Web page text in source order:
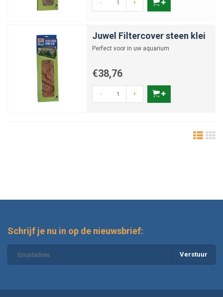
Vervang de bekleding als je merkt dat:
Het materiaal slap of versleten aanvoelt
Er zichtbare schade of gaten in zitten
Je meer vuil in je filter aantreft dan normaal
vind je altijd passende vervangingen, inclusief originele
bekleding voor merken als Eheim, Juwel of SuperFish.
Kies je bekleding met zorg – junai.nl helpt je kiezen
- +
Juwel Filtercover steen klei
Perfect voor in uw aquarium
€38,76
- +
Schrijf je nu in op de nieuwsbrief:
Verstuur